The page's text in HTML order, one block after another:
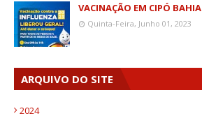
VACINAÇÃO EM CIPÓ BAHIA
Quinta-Feira, Junho 01, 2023
ARQUIVO DO SITE
2024